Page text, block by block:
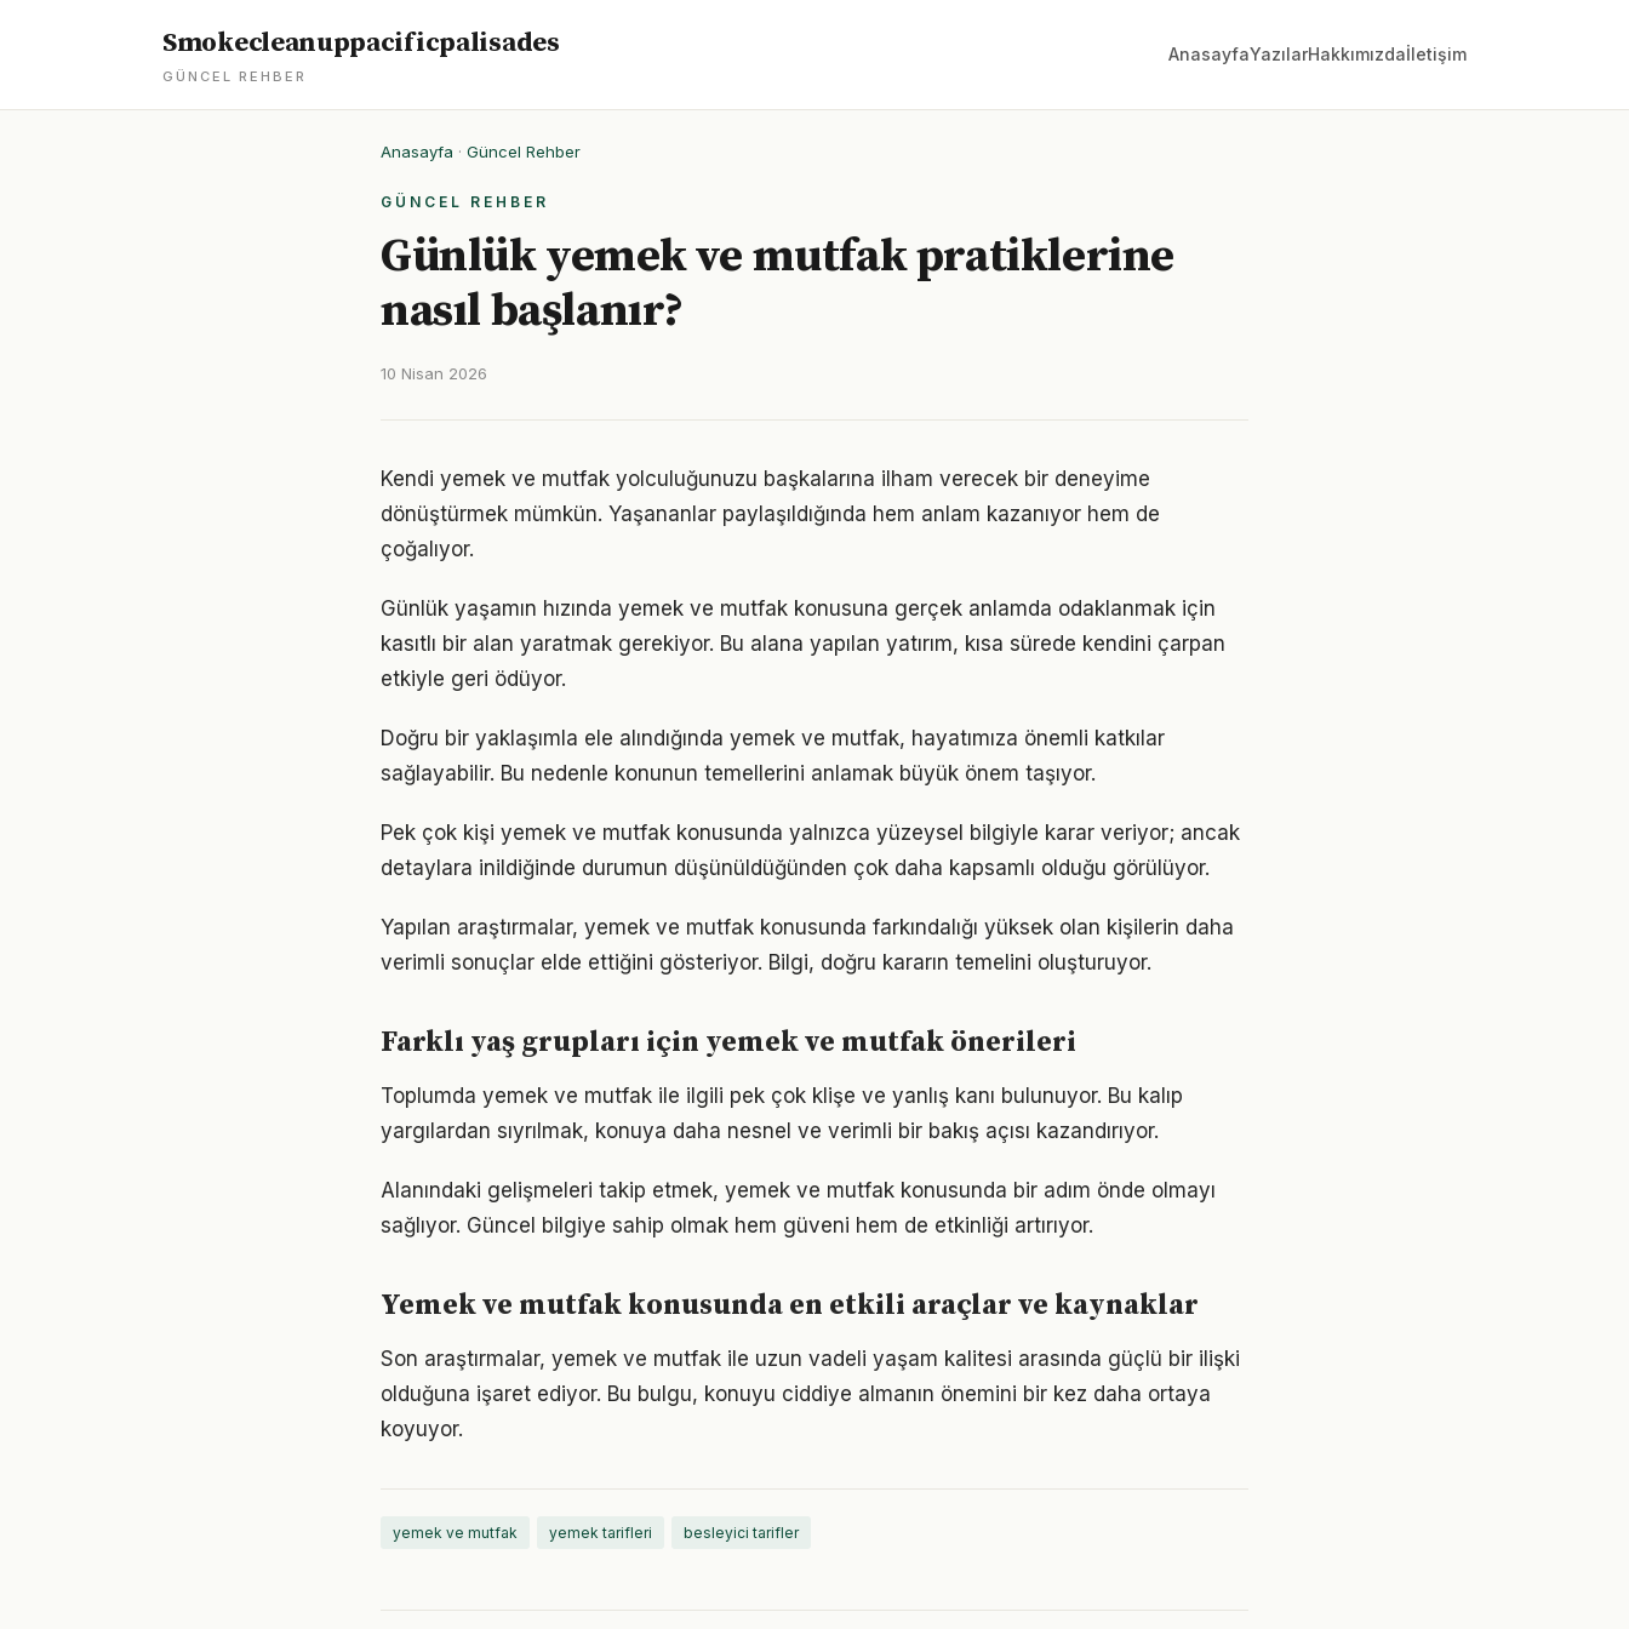
Smokecleanuppacificpalisades
GÜNCEL REHBER
AnasayfaYazılarHakkımızdaİletişim
Anasayfa · Güncel Rehber
GÜNCEL REHBER
Günlük yemek ve mutfak pratiklerine
nasıl başlanır?
10 Nisan 2026
Kendi yemek ve mutfak yolculuğunuzu başkalarına ilham verecek bir deneyime
dönüştürmek mümkün. Yaşananlar paylaşıldığında hem anlam kazanıyor hem de
çoğalıyor.
Günlük yaşamın hızında yemek ve mutfak konusuna gerçek anlamda odaklanmak için
kasıtlı bir alan yaratmak gerekiyor. Bu alana yapılan yatırım, kısa sürede kendini çarpan
etkiyle geri ödüyor.
Doğru bir yaklaşımla ele alındığında yemek ve mutfak, hayatımıza önemli katkılar
sağlayabilir. Bu nedenle konunun temellerini anlamak büyük önem taşıyor.
Pek çok kişi yemek ve mutfak konusunda yalnızca yüzeysel bilgiyle karar veriyor; ancak
detaylara inildiğinde durumun düşünüldüğünden çok daha kapsamlı olduğu görülüyor.
Yapılan araştırmalar, yemek ve mutfak konusunda farkındalığı yüksek olan kişilerin daha
verimli sonuçlar elde ettiğini gösteriyor. Bilgi, doğru kararın temelini oluşturuyor.
Farklı yaş grupları için yemek ve mutfak önerileri
Toplumda yemek ve mutfak ile ilgili pek çok klişe ve yanlış kanı bulunuyor. Bu kalıp
yargılardan sıyrılmak, konuya daha nesnel ve verimli bir bakış açısı kazandırıyor.
Alanındaki gelişmeleri takip etmek, yemek ve mutfak konusunda bir adım önde olmayı
sağlıyor. Güncel bilgiye sahip olmak hem güveni hem de etkinliği artırıyor.
Yemek ve mutfak konusunda en etkili araçlar ve kaynaklar
Son araştırmalar, yemek ve mutfak ile uzun vadeli yaşam kalitesi arasında güçlü bir ilişki
olduğuna işaret ediyor. Bu bulgu, konuyu ciddiye almanın önemini bir kez daha ortaya
koyuyor.
yemek ve mutfak yemek tarifleri besleyici tarifler